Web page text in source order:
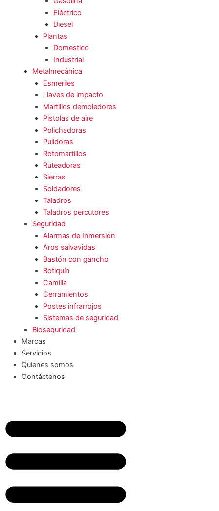
Eléctrico
Diesel
Plantas
Domestico
Industrial
Metalmecánica
Esmeriles
Llaves de impacto
Martillos demoledores
Pistolas de aire
Polichadoras
Pulidoras
Rotomartillos
Ruteadoras
Sierras
Soldadores
Taladros
Taladros percutores
Seguridad
Alarmas de Inmersión
Aros salvavidas
Bastón con gancho
Botiquín
Camilla
Cerramientos
Postes infrarrojos
Sistemas de seguridad
Bioseguridad
Marcas
Servicios
Quienes somos
Contáctenos